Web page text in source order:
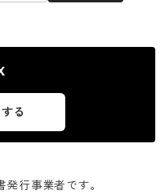
る
行事業者です。